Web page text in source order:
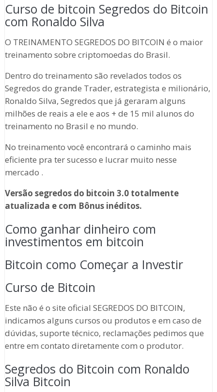
Curso de bitcoin Segredos do Bitcoin
com Ronaldo Silva
O TREINAMENTO SEGREDOS DO BITCOIN é o maior
treinamento sobre criptomoedas do Brasil.
Dentro do treinamento são revelados todos os
Segredos do grande Trader, estrategista e milionário,
Ronaldo Silva, Segredos que já geraram alguns
milhões de reais a ele e aos + de 15 mil alunos do
treinamento no Brasil e no mundo.
No treinamento você encontrará o caminho mais
eficiente pra ter sucesso e lucrar muito nesse
mercado .
Versão segredos do bitcoin 3.0 totalmente
atualizada e com Bônus inéditos.
Como ganhar dinheiro com
investimentos em bitcoin
Bitcoin como Começar a Investir
Curso de Bitcoin
Este não é o site oficial SEGREDOS DO BITCOIN,
indicamos alguns cursos ou produtos e em caso de
dúvidas, suporte técnico, reclamações pedimos que
entre em contato diretamente com o produtor.
Segredos do Bitcoin com Ronaldo
Silva Bitcoin